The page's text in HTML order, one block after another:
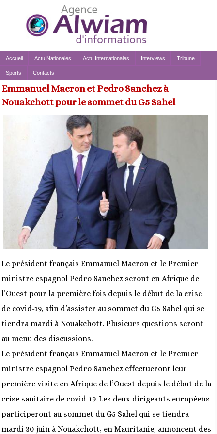
Accueil Actu Nationales Actu Internationales Interviews Tribune
Sports Contacts
Emmanuel Macron et Pedro Sanchez à
Nouakchott pour le sommet du G5 Sahel
Le président français Emmanuel Macron et le Premier
ministre espagnol Pedro Sanchez seront en Afrique de
l’Ouest pour la première fois depuis le début de la crise
de covid-19, afin d’assister au sommet du G5 Sahel qui se
tiendra mardi à Nouakchott. Plusieurs questions seront
au menu des discussions.
Le président français Emmanuel Macron et le Premier
ministre espagnol Pedro Sanchez effectueront leur
première visite en Afrique de l’Ouest depuis le début de la
crise sanitaire de covid-19. Les deux dirigeants européens
participeront au sommet du G5 Sahel qui se tiendra
mardi 30 juin à Nouakchott, en Mauritanie, annoncent des